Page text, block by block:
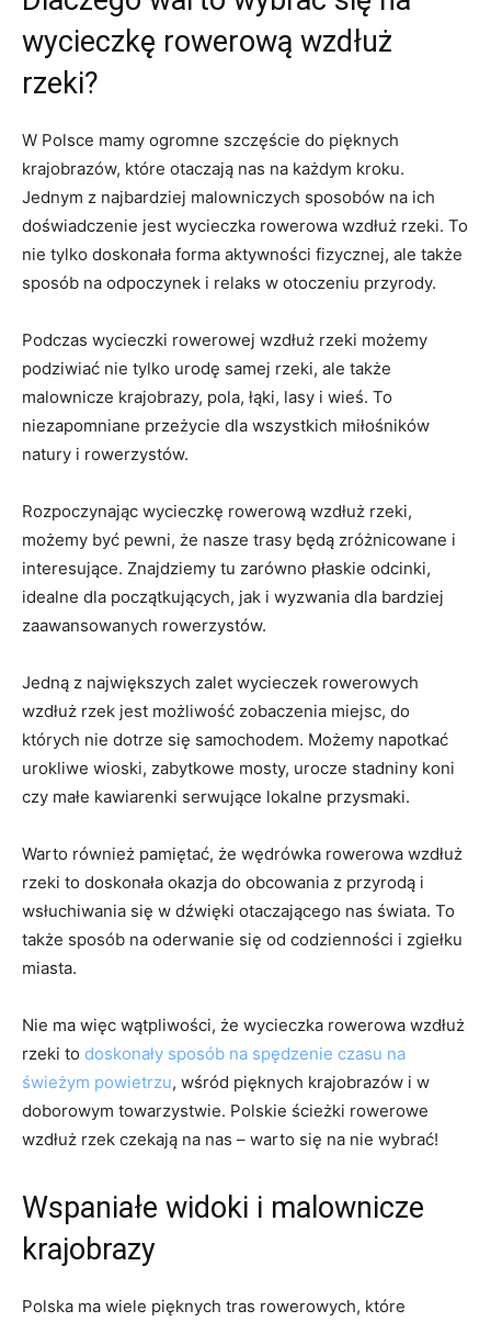
⁢wycieczkę rowerową wzdłuż
rzeki?
W Polsce mamy ogromne szczęście do pięknych
krajobrazów, które otaczają nas na każdym kroku.
Jednym z najbardziej malowniczych sposobów ​na ich
doświadczenie jest wycieczka rowerowa wzdłuż rzeki. To
nie tylko doskonała forma aktywności fizycznej, ale‌ także
sposób‌ na odpoczynek i relaks w otoczeniu przyrody.
Podczas wycieczki rowerowej wzdłuż rzeki możemy
podziwiać nie tylko urodę samej rzeki, ale⁢ także
malownicze krajobrazy, pola, łąki, lasy i⁢ wieś. To
niezapomniane przeżycie dla wszystkich miłośników​
natury i rowerzystów.
Rozpoczynając wycieczkę rowerową wzdłuż rzeki,
możemy być pewni, że nasze trasy będą zróżnicowane i‍
interesujące. Znajdziemy tu zarówno płaskie ⁤odcinki,
idealne dla początkujących, jak‍ i wyzwania dla bardziej
zaawansowanych rowerzystów.
Jedną z ‌największych zalet wycieczek rowerowych
wzdłuż rzek jest możliwość zobaczenia miejsc, do
których nie dotrze się samochodem. Możemy napotkać
urokliwe wioski, zabytkowe mosty, urocze stadniny koni
czy małe kawiarenki serwujące lokalne przysmaki.
Warto również pamiętać, że wędrówka⁢ rowerowa wzdłuż
rzeki to doskonała‌ okazja do ⁢obcowania ⁤z przyrodą i
wsłuchiwania się w dźwięki otaczającego nas świata. To
także sposób na oderwanie się ⁢od codzienności i zgiełku
miasta.
Nie ma więc wątpliwości, że wycieczka rowerowa wzdłuż
rzeki to⁣ doskonały ‍sposób na spędzenie czasu na
świeżym powietrzu, wśród pięknych krajobrazów i w
doborowym towarzystwie. Polskie ścieżki ​rowerowe
wzdłuż rzek czekają na nas – warto się na⁣ nie wybrać!
Wspaniałe widoki i malownicze
krajobrazy
Polska ma wiele pięknych tras⁢ rowerowych, które